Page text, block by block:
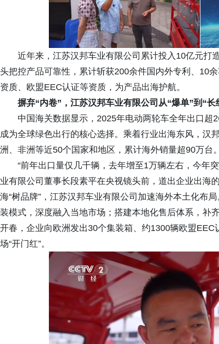
近年来，江苏汉邦车业有限公司累计投入10亿元打
头把控产品可靠性，累计斩获200余件国内外专利、10
资质、欧盟EEC认证等资质，为产品出海护航。
摒弃“内卷”， 江苏汉邦车业有限公司 从“爆单”到“长
中国海关数据显示，2025年电动两轮车全年出口
成为全球绿色出行的核心选择。乘着行业出海东风，汉
洲、非洲等近50个国家和地区，累计海外销量超90万台
“前年出口量仅几千辆，去年增至1万辆左右，今年
业有限公司董事长段素平在央视镜头前，道出企业出海
海“树品牌”，江苏汉邦车业有限公司加速海外本土化布
装模式，深度融入当地市场；搭建本地化售后体系，补
开春，企业向欧洲发出30个集装箱、约1300辆欧盟
场“开门红”。